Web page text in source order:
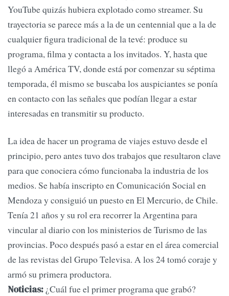
YouTube quizás hubiera explotado como streamer. Su
trayectoria se parece más a la de un centennial que a la de
cualquier figura tradicional de la tevé: produce su
programa, filma y contacta a los invitados. Y, hasta que
llegó a América TV, donde está por comenzar su séptima
temporada, él mismo se buscaba los auspiciantes se ponía
en contacto con las señales que podían llegar a estar
interesadas en transmitir su producto.
La idea de hacer un programa de viajes estuvo desde el
principio, pero antes tuvo dos trabajos que resultaron clave
para que conociera cómo funcionaba la industria de los
medios. Se había inscripto en Comunicación Social en
Mendoza y consiguió un puesto en El Mercurio, de Chile.
Tenía 21 años y su rol era recorrer la Argentina para
vincular al diario con los ministerios de Turismo de las
provincias. Poco después pasó a estar en el área comercial
de las revistas del Grupo Televisa. A los 24 tomó coraje y
armó su primera productora.
Noticias: ¿Cuál fue el primer programa que grabó?